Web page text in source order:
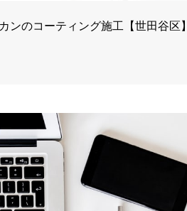
ンのコーティング施工【世田谷区】